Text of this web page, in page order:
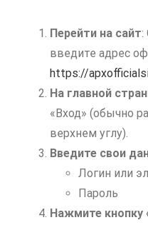
Перейти на сайт:
введите адрес
https://
На главной
«Вход» (обычно
верхнем углу).
Введите свои
Логин или
Пароль
Нажмите кнопку